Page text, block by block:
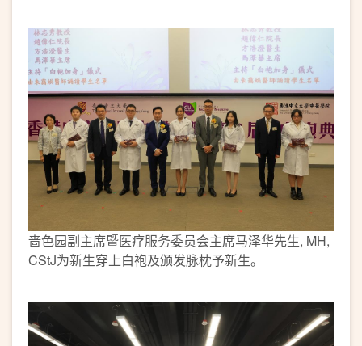
啬色园副主席暨医疗服务委员会主席马泽华先生, MH,
CStJ为新生穿上白袍及颁发脉枕予新生。